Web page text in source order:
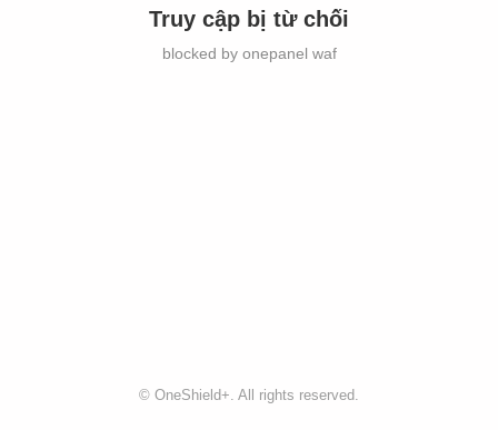
Truy cập bị từ chối
blocked by onepanel waf
© OneShield+. All rights reserved.